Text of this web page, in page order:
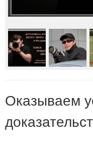
Оказываем